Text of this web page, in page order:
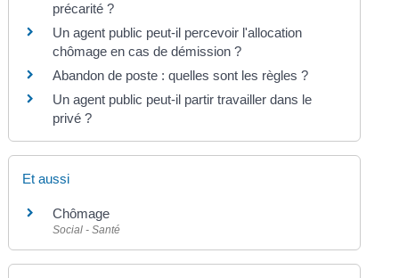
précarité ?
Un agent public peut-il percevoir l'allocation
chômage en cas de démission ?
Abandon de poste : quelles sont les règles ?
Un agent public peut-il partir travailler dans le
privé ?
Et aussi
Chômage
Social - Santé